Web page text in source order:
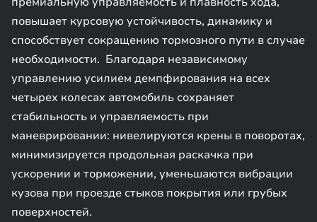
повышает курсовую устойчивость, динамику и
способствует сокращению тормозного пути в случае
необходимости. Благодаря независимому
управлению усилием демпфирования на всех
четырех колесах автомобиль сохраняет
стабильность и управляемость при
маневрировании: нивелируются крены в поворотах,
минимизируется продольная раскачка при
ускорении и торможении, уменьшаются вибрации
кузова при проезде стыков покрытия или грубых
поверхностей.